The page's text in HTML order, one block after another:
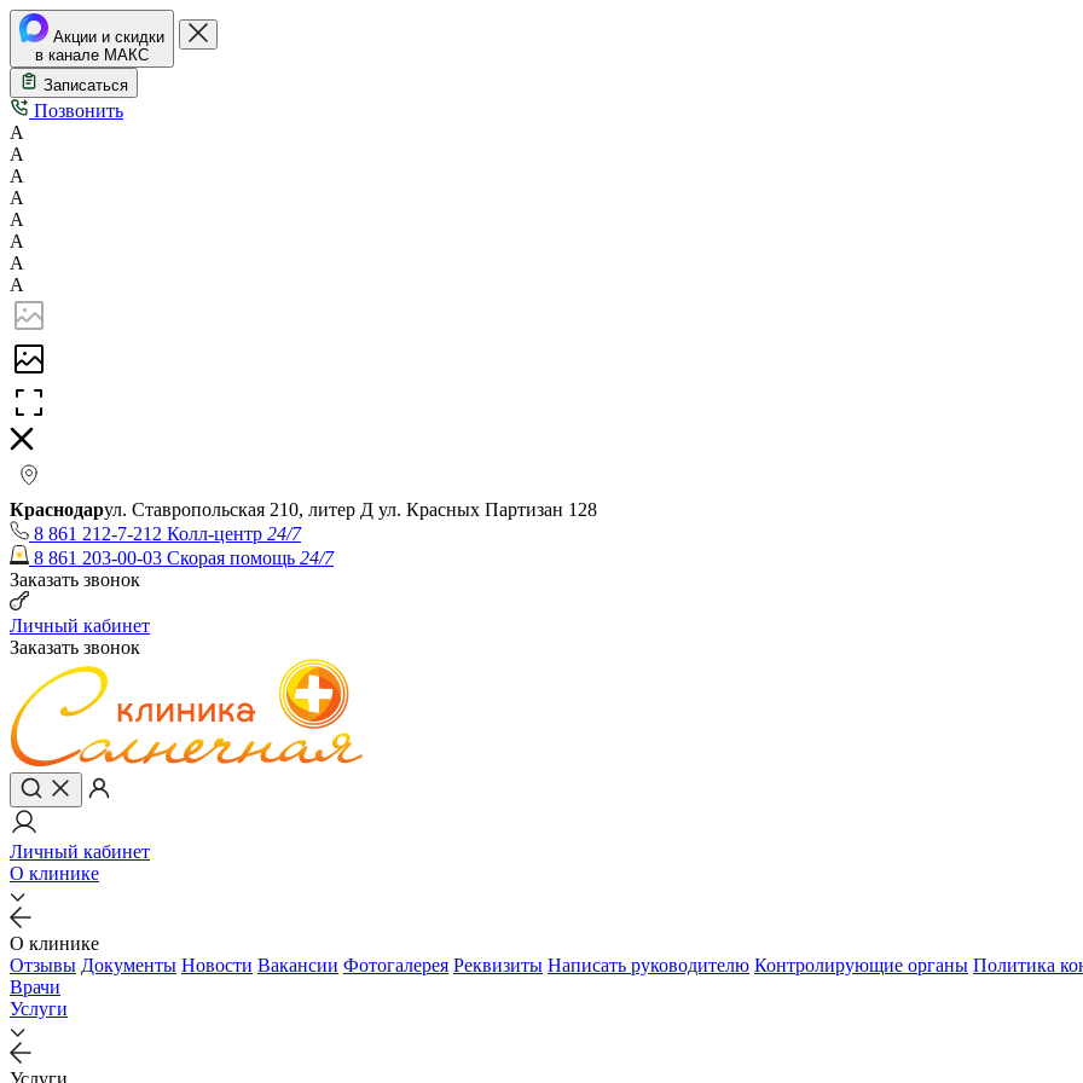
Акции и скидки
в канале МАКС
Записаться
Позвонить
А
А
А
А
А
А
А
А
Краснодарул. Ставропольская 210, литер Д ул. Красных Партизан 128
8 861 212-7-212 Колл-центр 24/7
8 861 203-00-03 Скорая помощь 24/7
Заказать звонок
Личный кабинет
Заказать звонок
Личный кабинет
О клинике
О клинике
Отзывы Документы Новости Вакансии Фотогалерея Реквизиты Написать руководителю Контролирующие органы Политика
Врачи
Услуги
Услуги